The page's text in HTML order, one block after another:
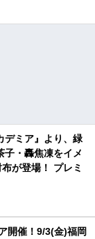
デミア』より、緑
子・轟焦凍をイメ
が登場！ プレミ
開催！9/3(金)福岡